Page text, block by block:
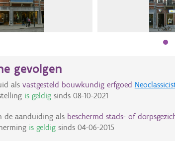
gevolgen
als vastgesteld bouwkundig erfgoed
is geldigsinds 08-10-2021
de aanduiding als beschermd stads- of
is geldigsinds 04-06-2015